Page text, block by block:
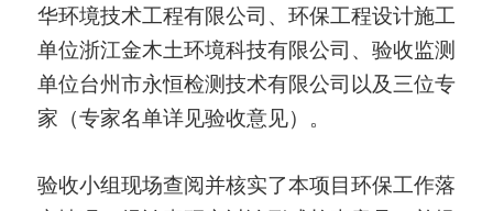
华环境技术工程有限公司、环保工程设计施工
单位浙江金木土环境科技有限公司、验收监测
单位台州市永恒检测技术有限公司以及三位专
家（专家名单详见验收意见）。
验收小组现场查阅并核实了本项目环保工作落